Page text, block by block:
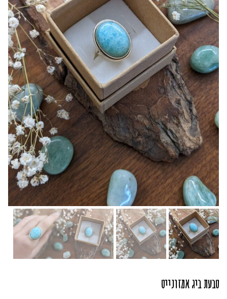
טבעת ביג אמזונייט